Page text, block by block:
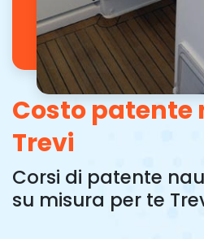
Costo patente
Trevi
Corsi di patente
su misura per te